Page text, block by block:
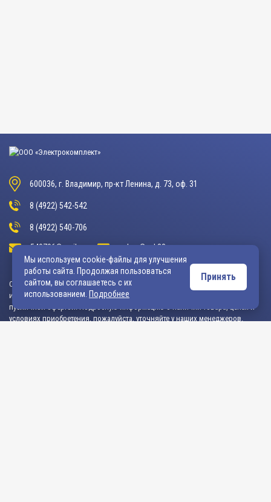
600036, г. Владимир, пр-кт Ленина, д. 73, оф. 31
8 (4922) 542-542
8 (4922) 540-706
540706@mail.ru zakaz@vek33.ru
Обращаем ваше внимание, что сайт vek33.ru носит исключительно
информационный характер и ни при каких условиях не является
публичной офертой. Подробную информацию о наличии товара, ценах и
условиях приобретения, пожалуйста, уточняйте у наших менеджеров.
Мы используем cookie-файлы для улучшения
работы сайта. Продолжая пользоваться
сайтом, вы соглашаетесь с их
использованием. Подробнее
Принять